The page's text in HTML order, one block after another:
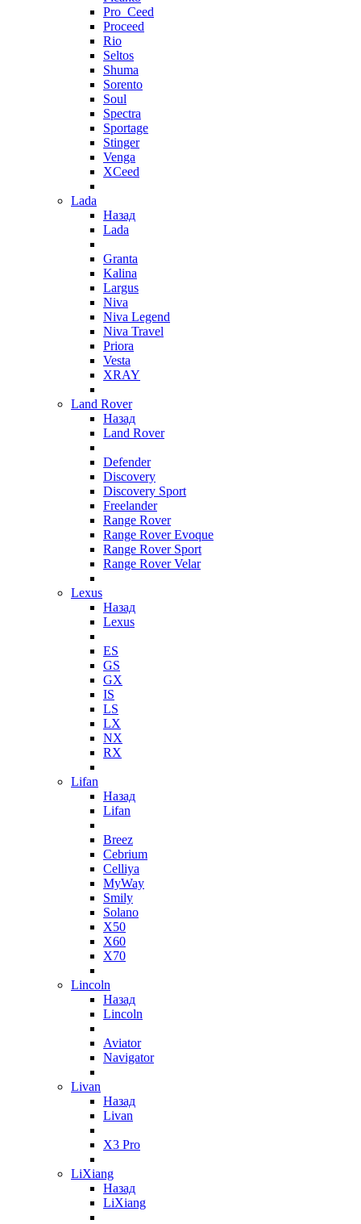
Pro_Ceed
Proceed
Rio
Seltos
Shuma
Sorento
Soul
Spectra
Sportage
Stinger
Venga
XCeed
Lada
Назад
Lada
Granta
Kalina
Largus
Niva
Niva Legend
Niva Travel
Priora
Vesta
XRAY
Land Rover
Назад
Land Rover
Defender
Discovery
Discovery Sport
Freelander
Range Rover
Range Rover Evoque
Range Rover Sport
Range Rover Velar
Lexus
Назад
Lexus
ES
GS
GX
IS
LS
LX
NX
RX
Lifan
Назад
Lifan
Breez
Cebrium
Celliya
MyWay
Smily
Solano
X50
X60
X70
Lincoln
Назад
Lincoln
Aviator
Navigator
Livan
Назад
Livan
X3 Pro
LiXiang
Назад
LiXiang